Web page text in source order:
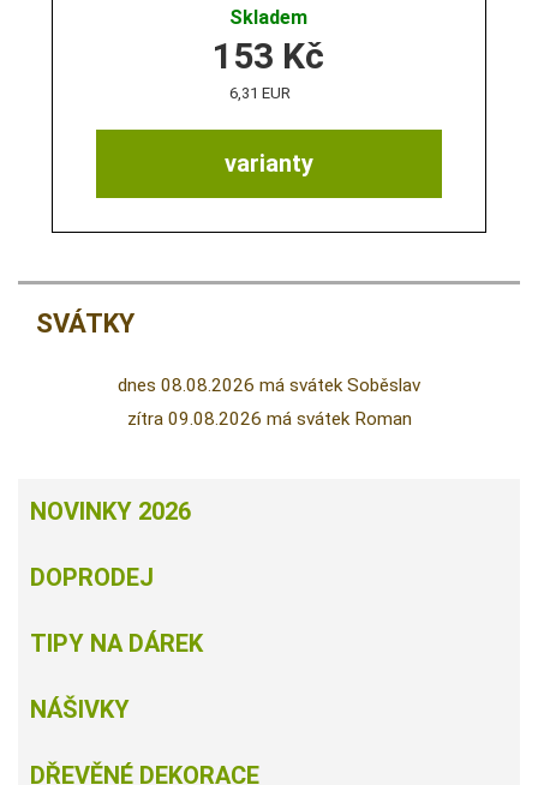
Skladem
varianty
153 Kč
6,31 EUR
SVÁTKY
dnes 08.08.2026 má svátek Soběslav
zítra 09.08.2026 má svátek Roman
NOVINKY 2026
DOPRODEJ
TIPY NA DÁREK
NÁŠIVKY
DŘEVĚNÉ DEKORACE